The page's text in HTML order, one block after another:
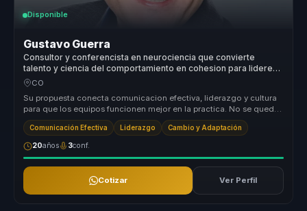
Disponible
Gustavo Guerra
Consultor y conferencista en neurociencia que convierte
talento y ciencia del comportamiento en cohesion para lideres
y equipos.
CO
Su propuesta conecta comunicacion efectiva, liderazgo y cultura
para que los equipos funcionen mejor en la practica. No se queda
en tecni...
Comunicación Efectiva Liderazgo Cambio y Adaptación
20años 3conf.
Cotizar Ver Perfil